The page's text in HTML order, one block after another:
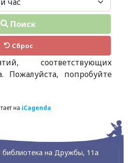
Поиск
Сброс
соответствующих
Пожалуйста, попробуйте
на iCagenda
библиотека на Дружбы, 11а